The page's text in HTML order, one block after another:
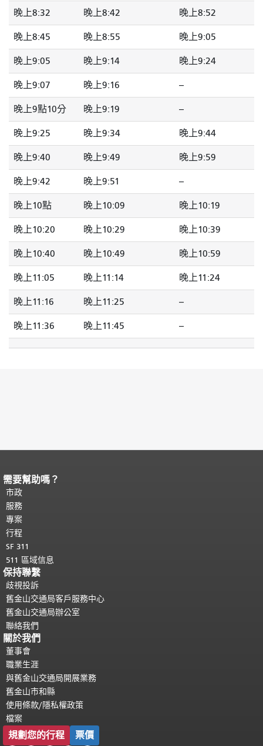
晚上8:32 晚上8:42 晚上8:52
晚上8:45 晚上8:55 晚上9:05
晚上9:05 晚上9:14 晚上9:24
晚上9:07 晚上9:16 --
晚上9點10分 晚上9:19 --
晚上9:25 晚上9:34 晚上9:44
晚上9:40 晚上9:49 晚上9:59
晚上9:42 晚上9:51 --
晚上10點 晚上10:09 晚上10:19
晚上10:20 晚上10:29 晚上10:39
晚上10:40 晚上10:49 晚上10:59
晚上11:05 晚上11:14 晚上11:24
晚上11:16 晚上11:25 --
晚上11:36 晚上11:45 --
頁面內容結束。
都會重複顯示。
需要幫助嗎？
市政
服務
專案
行程
SF 311
511 區域信息
保持聯繫
歧視投訴
舊金山交通局客戶服務中心
舊金山交通局辦公室
聯絡我們
關於我們
董事會
職業生涯
與舊金山交通局開展業務
舊金山市和縣
使用條款/隱私權政策
檔案
規劃您的行程 票價